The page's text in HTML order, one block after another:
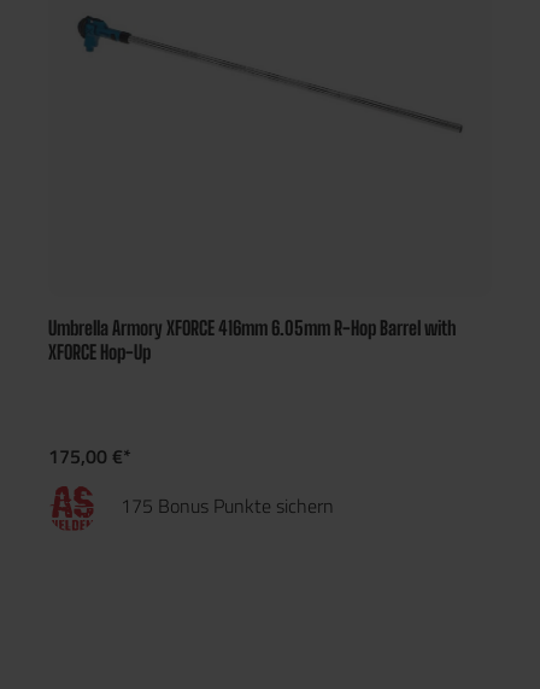
Umbrella Armory XFORCE 416mm 6.05mm R-Hop Barrel with
XFORCE Hop-Up
175,00 €*
175 Bonus Punkte sichern